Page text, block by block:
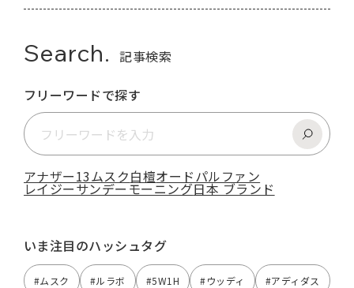
Search. 記事検索
フリーワードで探す
アナザー13ムスク白檀オードパルファン
レイジーサンデーモーニング日本 ブランド
いま注目のハッシュタグ
#ムスク #ルラボ #5W1H #ウッディ #アディダス